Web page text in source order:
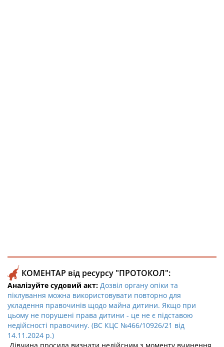
КОМЕНТАР від ресурсу "ПРОТОКОЛ":
Аналізуйте судовий акт: Дозвіл органу опіки та
піклування можна використовувати повторно для
укладення правочинів щодо майна дитини. Якщо при
цьому не порушені права дитини - це не є підставою
недійсності правочину. (ВС КЦС №466/10926/21 від
14.11.2024 р.)